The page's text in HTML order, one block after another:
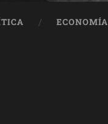
ECONOMÍA